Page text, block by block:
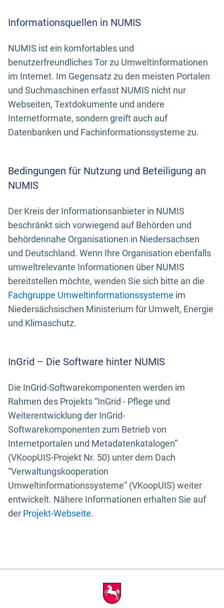
Informationsquellen in NUMIS
NUMIS ist ein komfortables und
benutzerfreundliches Tor zu Umweltinformationen
im Internet. Im Gegensatz zu den meisten Portalen
und Suchmaschinen erfasst NUMIS nicht nur
Webseiten, Textdokumente und andere
Internetformate, sondern greift auch auf
Datenbanken und Fachinformationssysteme zu.
Bedingungen für Nutzung und Beteiligung an
NUMIS
Der Kreis der Informationsanbieter in NUMIS
beschränkt sich vorwiegend auf Behörden und
behördennahe Organisationen in Niedersachsen
und Deutschland. Wenn Ihre Organisation ebenfalls
umweltrelevante Informationen über NUMIS
bereitstellen möchte, wenden Sie sich bitte an die
Fachgruppe Umweltinformationssysteme im
Niedersächsischen Ministerium für Umwelt, Energie
und Klimaschutz.
InGrid – Die Software hinter NUMIS
Die InGrid-Softwarekomponenten werden im
Rahmen des Projekts “InGrid - Pflege und
Weiterentwicklung der InGrid-
Softwarekomponenten zum Betrieb von
Internetportalen und Metadatenkatalogen”
(VKoopUIS-Projekt Nr. 50) unter dem Dach
“Verwaltungskooperation
Umweltinformationssysteme” (VKoopUIS) weiter
entwickelt. Nähere Informationen erhalten Sie auf
der Projekt-Webseite.